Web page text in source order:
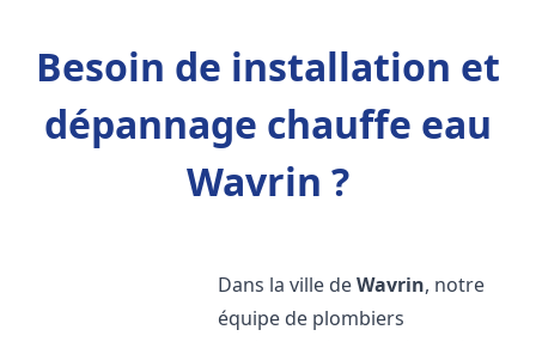
Besoin de installation et
dépannage chauffe eau
Wavrin ?
Dans la ville deWavrin, notre
équipe de plombiers